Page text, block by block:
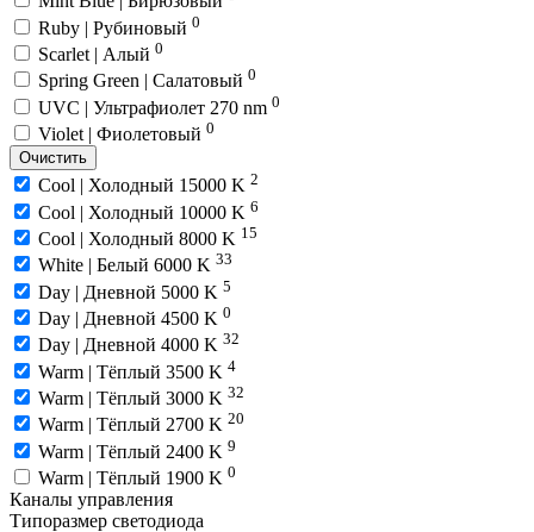
Ruby | Рубиновый 0
Scarlet | Алый 0
Spring Green | Салатовый 0
UVC | Ультрафиолет 270 nm 0
Violet | Фиолетовый 0
Очистить
Cool | Холодный 15000 K 2
Cool | Холодный 10000 K 6
Cool | Холодный 8000 K 15
White | Белый 6000 K 33
Day | Дневной 5000 K 5
Day | Дневной 4500 K 0
Day | Дневной 4000 K 32
Warm | Тёплый 3500 K 4
Warm | Тёплый 3000 K 32
Warm | Тёплый 2700 K 20
Warm | Тёплый 2400 K 9
Warm | Тёплый 1900 K 0
Каналы управления
Типоразмер светодиода